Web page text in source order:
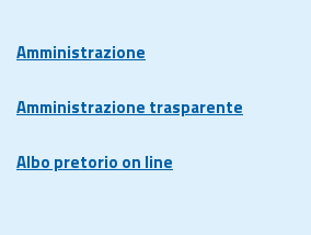
Amministrazione
Amministrazione trasparente
Albo pretorio on line